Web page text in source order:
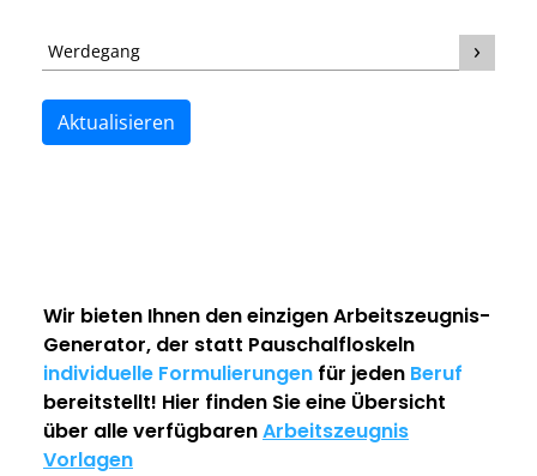
Werdegang
Aktualisieren
Wir bieten Ihnen den einzigenArbeitszeugnis-
Generator, der statt Pauschalfloskeln
individuelle Formulierungen für jeden Beruf
bereitstellt! Hier finden Sie eine Übersicht
über alle verfügbarenArbeitszeugnis
Vorlagen